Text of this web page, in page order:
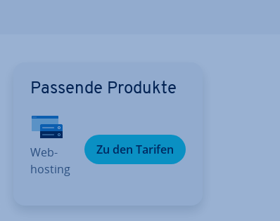
Passende Produkte
Web­
hos­ting
Zu den Tarifen